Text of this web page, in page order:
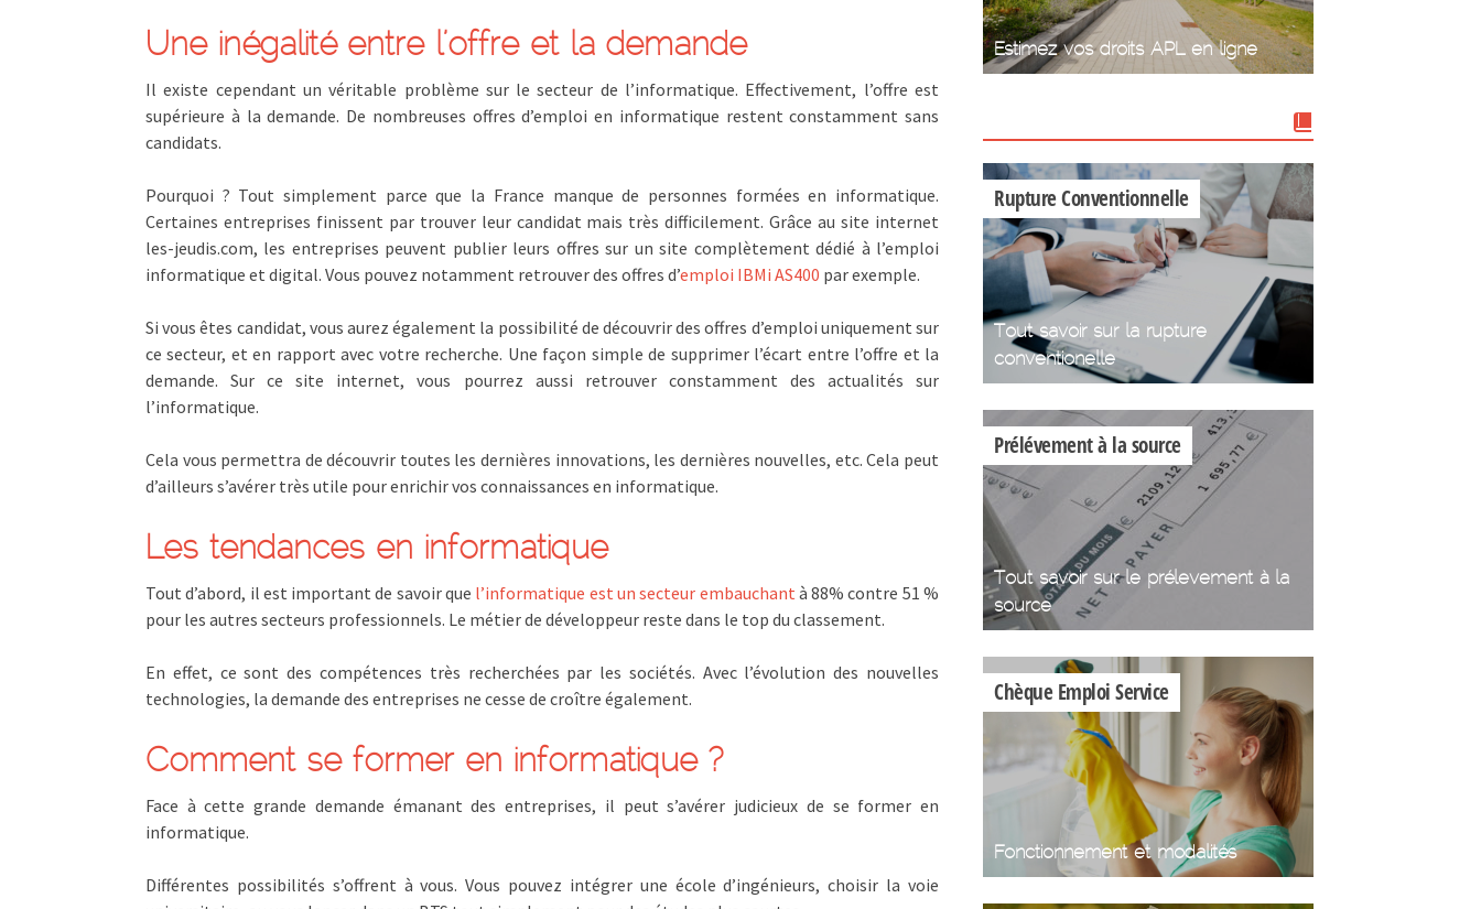
Une inégalité entre l’offre et la demande
Il existe cependant un véritable problème sur le secteur de l’informatique. Effectivement, l’offre est
supérieure à la demande. De nombreuses offres d’emploi en informatique restent constamment sans
candidats.
Pourquoi ? Tout simplement parce que la France manque de personnes formées en informatique.
Certaines entreprises finissent par trouver leur candidat mais très difficilement. Grâce au site internet
les-jeudis.com, les entreprises peuvent publier leurs offres sur un site complètement dédié à l’emploi
informatique et digital. Vous pouvez notamment retrouver des offres d’emploi IBMi AS400 par exemple.
Si vous êtes candidat, vous aurez également la possibilité de découvrir des offres d’emploi uniquement sur
ce secteur, et en rapport avec votre recherche. Une façon simple de supprimer l’écart entre l’offre et la
demande. Sur ce site internet, vous pourrez aussi retrouver constamment des actualités sur
l’informatique.
Cela vous permettra de découvrir toutes les dernières innovations, les dernières nouvelles, etc. Cela peut
d’ailleurs s’avérer très utile pour enrichir vos connaissances en informatique.
Les tendances en informatique
Tout d’abord, il est important de savoir que l’informatique est un secteur embauchant à 88% contre 51 %
pour les autres secteurs professionnels. Le métier de développeur reste dans le top du classement.
En effet, ce sont des compétences très recherchées par les sociétés. Avec l’évolution des nouvelles
technologies, la demande des entreprises ne cesse de croître également.
Comment se former en informatique ?
Face à cette grande demande émanant des entreprises, il peut s’avérer judicieux de se former en
informatique.
Différentes possibilités s’offrent à vous. Vous pouvez intégrer une école d’ingénieurs, choisir la voie
Estimez vos droits APL en ligne
Rupture Conventionnelle
Tout savoir sur la rupture
conventionelle
Prélévement à la source
Tout savoir sur le prélevement à la
source
Chèque Emploi Service
Fonctionnement et modalités